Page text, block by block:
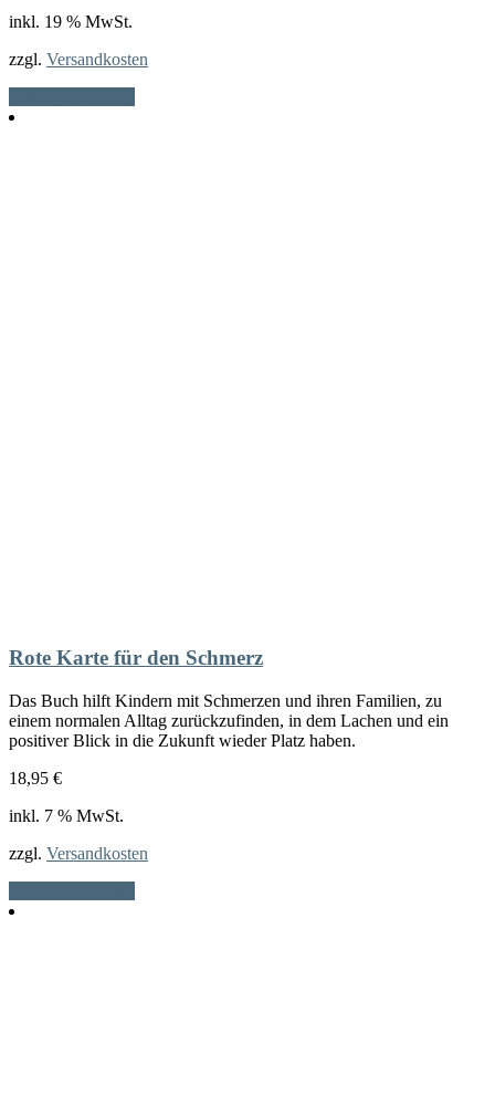
inkl. 19 % MwSt.
zzgl. Versandkosten
Rote Karte für den Schmerz
Das Buch hilft Kindern mit Schmerzen und ihren Familien, zu
einem normalen Alltag zurückzufinden, in dem Lachen und ein
positiver Blick in die Zukunft wieder Platz haben.
18,95 €
inkl. 7 % MwSt.
zzgl. Versandkosten